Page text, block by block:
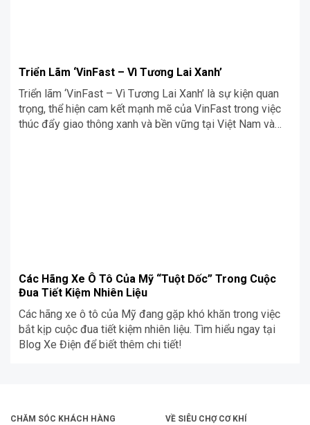
Triển Lãm ‘VinFast – Vì Tương Lai Xanh’
Triển lãm ‘VinFast – Vì Tương Lai Xanh’ là sự kiện quan
trọng, thể hiện cam kết mạnh mẽ của VinFast trong việc
thúc đẩy giao thông xanh và bền vững tại Việt Nam và
Các Hãng Xe Ô Tô Của Mỹ “Tuột Dốc” Trong Cuộc
Đua Tiết Kiệm Nhiên Liệu
Các hãng xe ô tô của Mỹ đang gặp khó khăn trong việc
bắt kịp cuộc đua tiết kiệm nhiên liệu. Tìm hiểu ngay tại
Blog Xe Điện để biết thêm chi tiết!
CHĂM SÓC KHÁCH HÀNG VỀ SIÊU CHỢ CƠ KHÍ